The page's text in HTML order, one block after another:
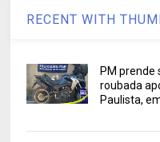
RECENT WITH
PM prende
roubada
Paulista,